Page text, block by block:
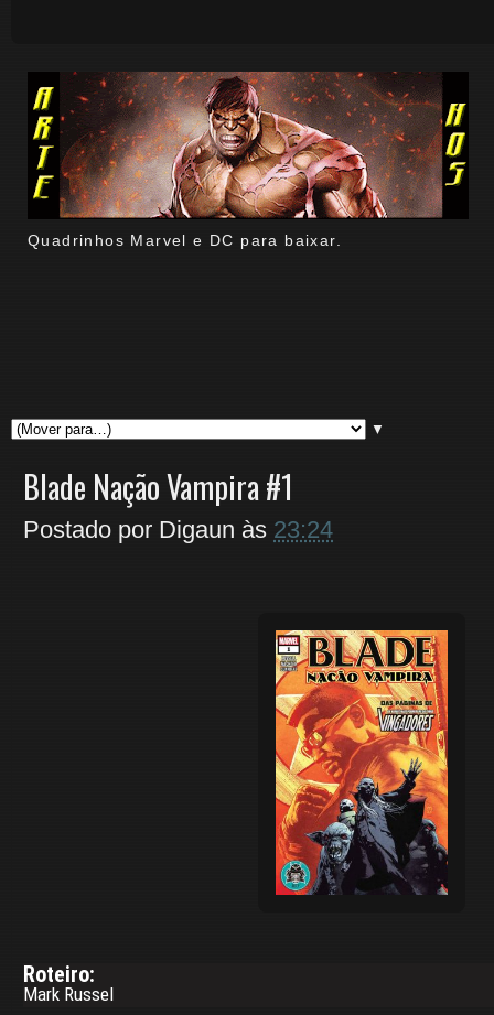
Quadrinhos Marvel e DC para baixar.
▼
Blade Nação Vampira #1
Postado por Digaun às 23:24
Roteiro:
Mark Russel